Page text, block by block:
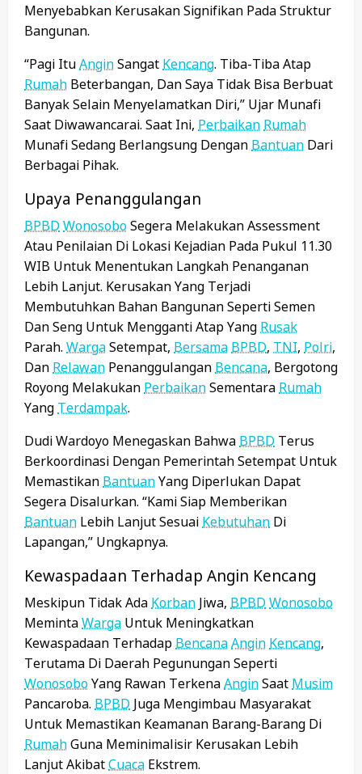
Menyebabkan Kerusakan Signifikan Pada Struktur
Bangunan.
“Pagi ItuAnginSangat Kencang. Tiba-Tiba Atap
Rumah Beterbangan, Dan Saya Tidak Bisa Berbuat
Banyak Selain Menyelamatkan Diri,” Ujar Munafi
Saat Diwawancarai. Saat Ini, Perbaikan Rumah
Munafi Sedang Berlangsung Dengan Bantuan Dari
Berbagai Pihak.
Upaya Penanggulangan
BPBD WonosoboSegera Melakukan Assessment
Atau Penilaian Di Lokasi Kejadian Pada Pukul 11.30
WIB Untuk Menentukan Langkah Penanganan
Lebih Lanjut. Kerusakan Yang Terjadi
Membutuhkan Bahan Bangunan Seperti Semen
Dan Seng Untuk Mengganti Atap Yang Rusak
Parah. WargaSetempat, Bersama BPBD, TNI, Polri,
Dan Relawan Penanggulangan Bencana, Bergotong
Royong Melakukan PerbaikanSementara Rumah
Yang Terdampak.
Dudi Wardoyo Menegaskan Bahwa BPBD Terus
Berkoordinasi Dengan Pemerintah Setempat Untuk
Memastikan BantuanYang Diperlukan Dapat
Segera Disalurkan. “Kami Siap Memberikan
Bantuan Lebih Lanjut Sesuai Kebutuhan Di
Lapangan,” Ungkapnya.
Kewaspadaan Terhadap Angin Kencang
Meskipun Tidak Ada Korban Jiwa, BPBD Wonosobo
MemintaWarga Untuk Meningkatkan
Kewaspadaan Terhadap BencanaAngin Kencang,
Terutama Di Daerah Pegunungan Seperti
WonosoboYang Rawan TerkenaAnginSaat Musim
Pancaroba. BPBD Juga Mengimbau Masyarakat
Untuk Memastikan Keamanan Barang-Barang Di
RumahGuna Meminimalisir Kerusakan Lebih
Lanjut AkibatCuaca Ekstrem.